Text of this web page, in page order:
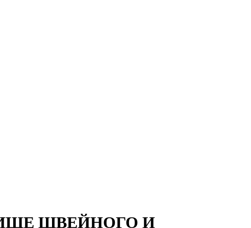
ШВЕЙНОГО И